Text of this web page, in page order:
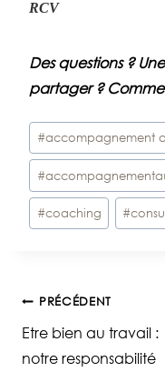
RCV
Des questions ?
partager ?
Étiquettes
de
la
publication :
#accompagnement
#
#coaching #
de
PRÉCÉDENT
Etre bien au travail :
notre responsabilité